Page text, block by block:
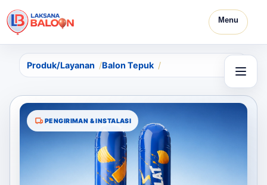
Menu
Produk/Layanan Balon Tepuk
PENGIRIMAN & INSTALASI